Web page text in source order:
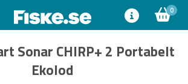
0
Sonar CHIRP+ 2 Portabelt
Ekolod